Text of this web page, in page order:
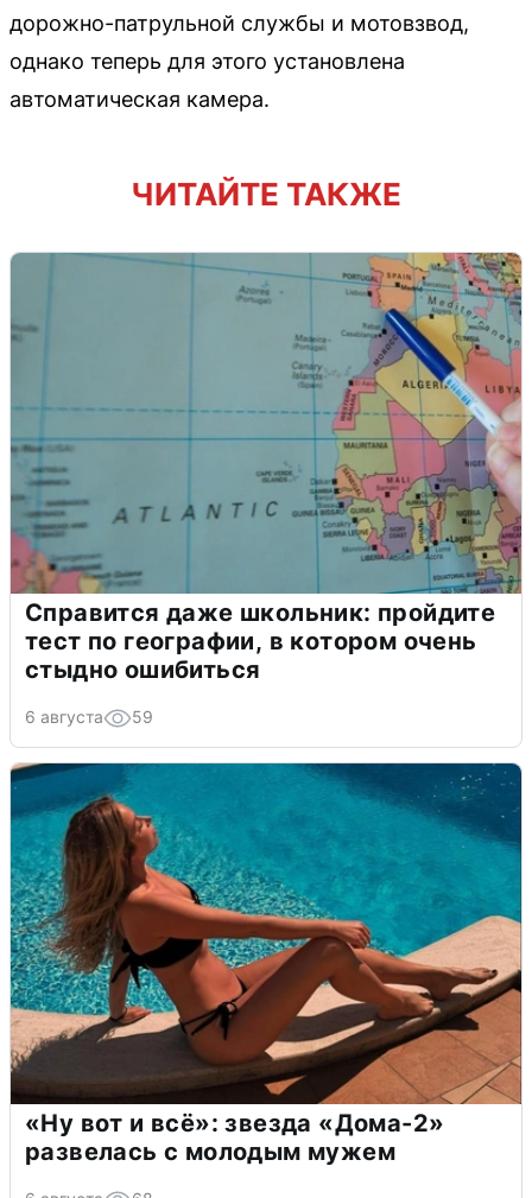
дорожно-патрульной службы и мотовзвод,
однако теперь для этого установлена
автоматическая камера.
ЧИТАЙТЕ ТАКЖЕ
Справится даже школьник: пройдите
тест по географии, в котором очень
стыдно ошибиться
6 августа 59
«Ну вот и всё»: звезда «Дома-2»
развелась с молодым мужем